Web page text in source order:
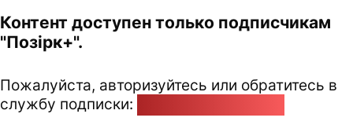
Контент доступен только подписчикам
"Позірк+".
Пожалуйста, авторизуйтесь или обратитесь в
службу подписки: